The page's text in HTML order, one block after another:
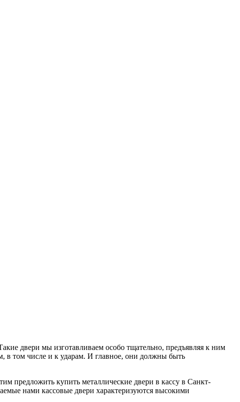
двери мы изготавливаем особо тщательно, предъявляя к ним
в том числе и к ударам. И главное, они должны быть
предложить купить металлические двери в кассу в Санкт-
нами кассовые двери характеризуются высокими